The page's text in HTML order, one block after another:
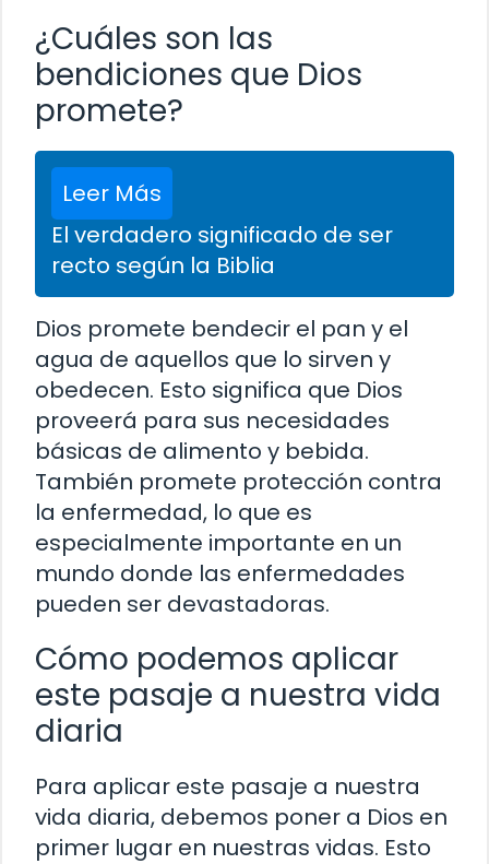
¿Cuáles son las
bendiciones que Dios
promete?
Leer Más
El verdadero significado de ser
recto según la Biblia
Dios promete bendecir el pan y el
agua de aquellos que lo sirven y
obedecen. Esto significa que Dios
proveerá para sus necesidades
básicas de alimento y bebida.
También promete protección contra
la enfermedad, lo que es
especialmente importante en un
mundo donde las enfermedades
pueden ser devastadoras.
Cómo podemos aplicar
este pasaje a nuestra vida
diaria
Para aplicar este pasaje a nuestra
vida diaria, debemos poner a Dios en
primer lugar en nuestras vidas. Esto